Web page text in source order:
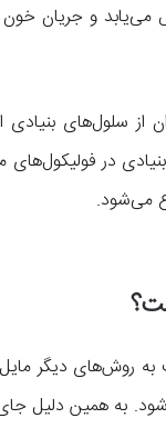
می‌یابد و جریان
سلول‌های بنیادی
در
می‌شود.
روش‌های دیگر
به همین دلیل